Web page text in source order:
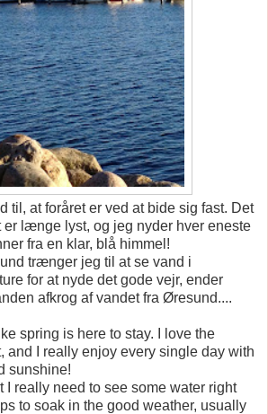
til, at foråret er ved at bide sig fast. Det
er længe lyst, og jeg nyder hver eneste
fra en klar, blå himmel!
trænger jeg til at se vand i
for at nyde det gode vejr, ender
afkrog af vandet fra Øresund....
spring is here to stay. I love the
and I really enjoy every single day with
sunshine!
I really need to see some water right
to soak in the good weather, usually